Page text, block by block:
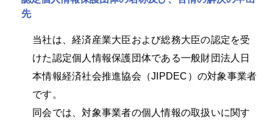
先
当社は、経済産業大臣および総務大臣の認定を受
けた認定個人情報保護団体である一般財団法人日
本情報経済社会推進協会（JIPDEC）の対象事業者
です。
同会では、対象事業者の個人情報の取扱いに関す